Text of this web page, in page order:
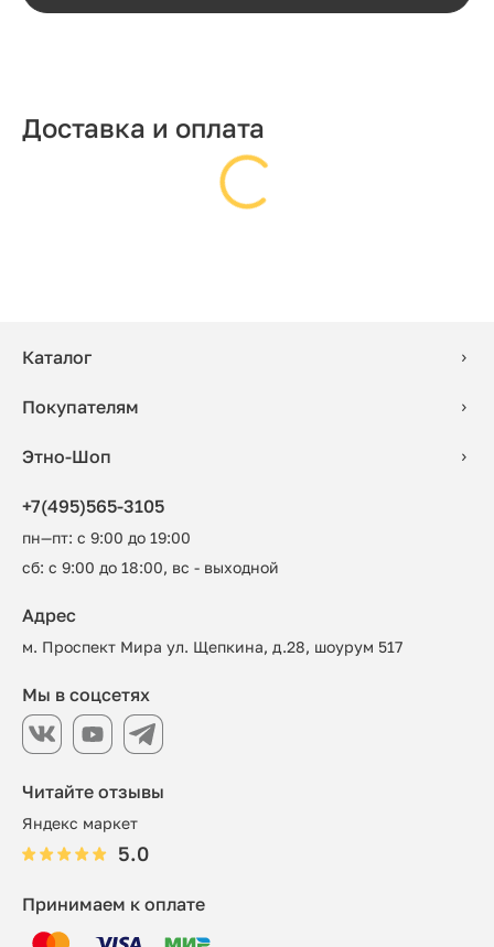
Доставка и оплата
Каталог
Покупателям
Этно-Шоп
+7(495)565-3105
пн—пт: с 9:00 до 19:00
сб: с 9:00 до 18:00, вс - выходной
Читайте отзывы
Яндекс маркет
5.0
Адрес
м. Проспект Мира ул. Щепкина, д.28, шоурум 517
Принимаем к оплате
Мы в соцсетях